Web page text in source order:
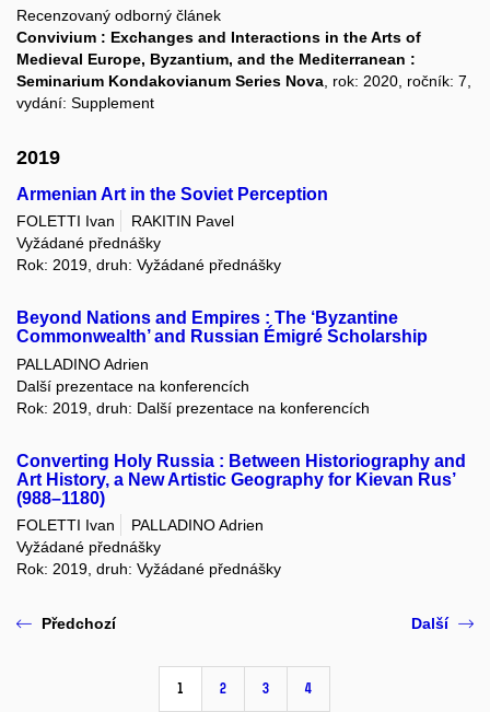
Recenzovaný odborný článek
Convivium : Exchanges and Interactions in the Arts of
Medieval Europe, Byzantium, and the Mediterranean :
Seminarium Kondakovianum Series Nova , rok: 2020, ročník: 7,
vydání: Supplement
2019
Armenian Art in the Soviet Perception
FOLETTI Ivan
RAKITIN Pavel
Vyžádané přednášky
Rok: 2019, druh: Vyžádané přednášky
Beyond Nations and Empires : The ‘Byzantine
Commonwealth’ and Russian Émigré Scholarship
PALLADINO Adrien
Další prezentace na konferencích
Rok: 2019, druh: Další prezentace na konferencích
Converting Holy Russia : Between Historiography and
Art History, a New Artistic Geography for Kievan Rus’
(988–1180)
FOLETTI Ivan
PALLADINO Adrien
Vyžádané přednášky
Rok: 2019, druh: Vyžádané přednášky
Předchozí
1 2 3 4
Další